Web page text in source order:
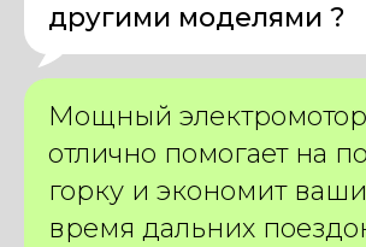
другими моделями ?
Мощный
отлично помогает на
горку и экономит
время дальних